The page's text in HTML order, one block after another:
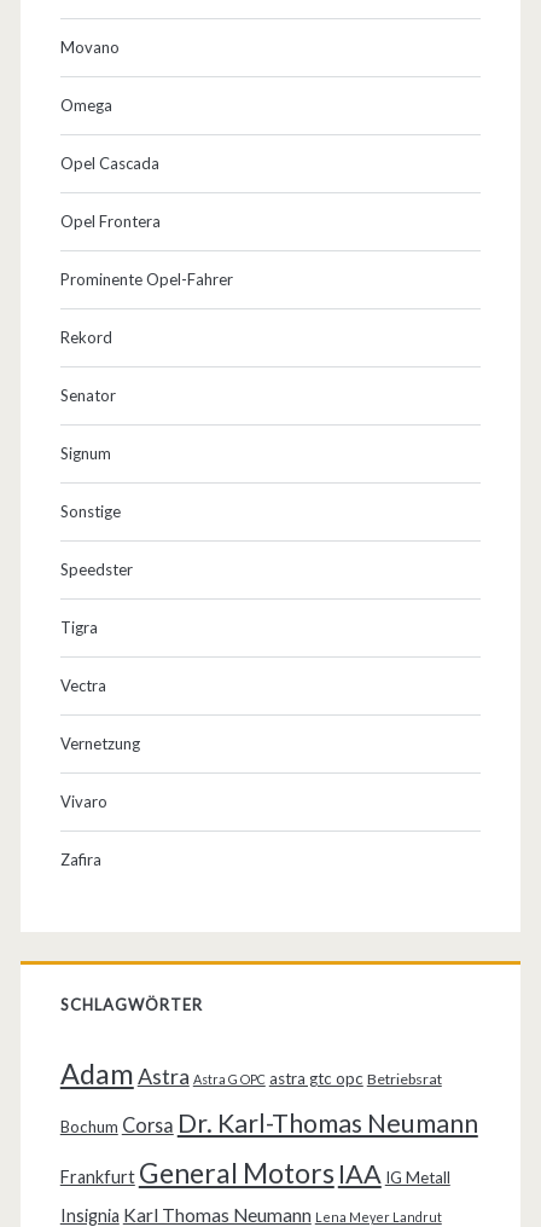
Movano
Omega
Opel Cascada
Opel Frontera
Prominente Opel-Fahrer
Rekord
Senator
Signum
Sonstige
Speedster
Tigra
Vectra
Vernetzung
Vivaro
Zafira
SCHLAGWÖRTER
AdamAstra Astra G OPC astra gtc opc Betriebsrat
Bochum Corsa Dr. Karl-Thomas Neumann
Frankfurt General Motors IAA IG Metall
Insignia Karl Thomas Neumann Lena Meyer Landrut